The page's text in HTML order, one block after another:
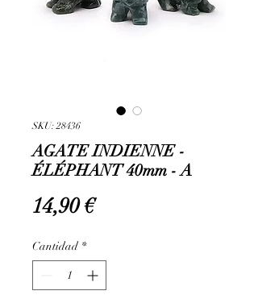
SKU: 28436
AGATE INDIENNE -
ÉLÉPHANT 40mm - A
14,90 €Precio
Cantidad *